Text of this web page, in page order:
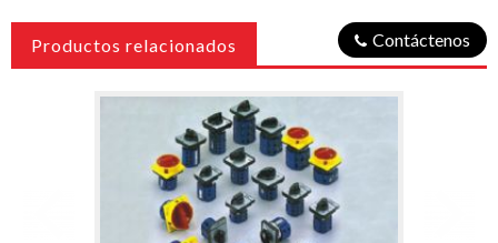
Productos relacionados Contáctenos